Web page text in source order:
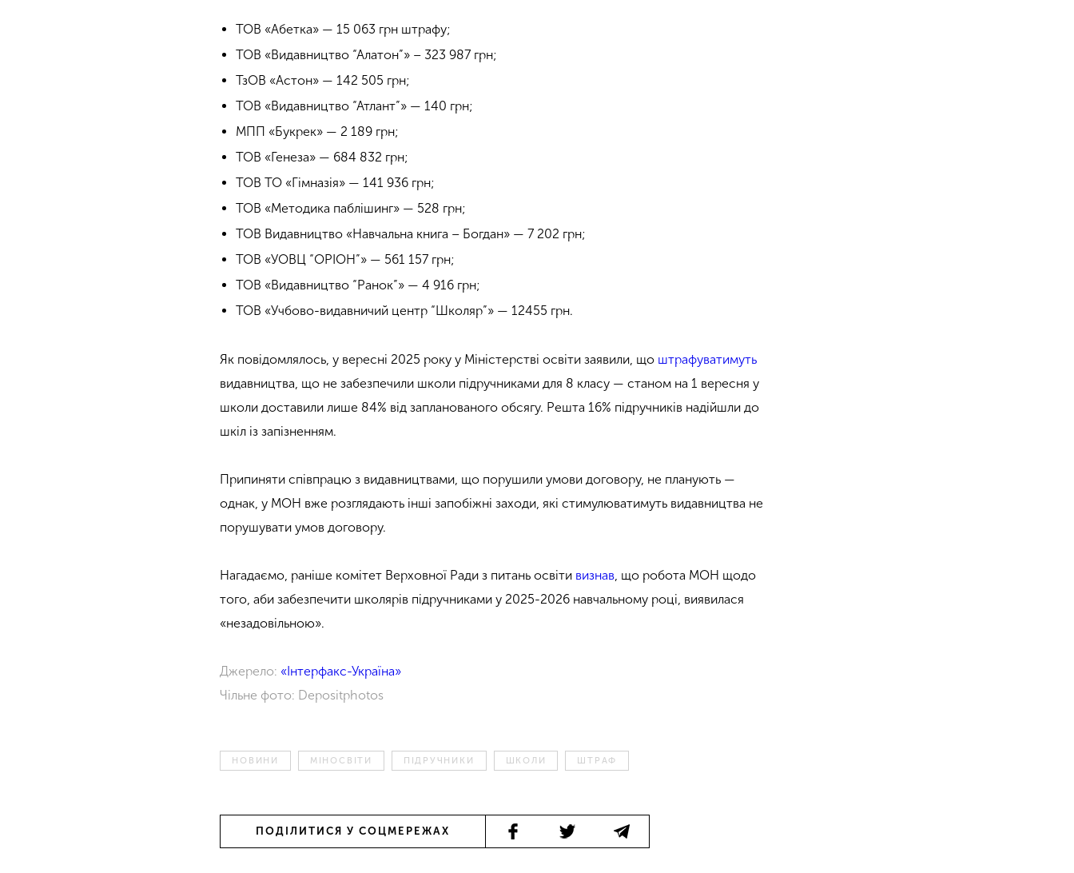
ТОВ «Абетка» — 15 063 грн штрафу;
ТОВ «Видавництво “Алатон”» – 323 987 грн;
ТзОВ «Астон» — 142 505 грн;
ТОВ «Видавництво “Атлант”» — 140 грн;
МПП «Букрек» — 2 189 грн;
ТОВ «Генеза» — 684 832 грн;
ТОВ ТО «Гімназія» — 141 936 грн;
ТОВ «Методика паблішинг» — 528 грн;
ТОВ Видавництво «Навчальна книга – Богдан» — 7 202 грн;
ТОВ «УОВЦ “ОРІОН”» — 561 157 грн;
ТОВ «Видавництво “Ранок”» — 4 916 грн;
ТОВ «Учбово-видавничий центр “Школяр”» — 12455 грн.
Як повідомлялось, у вересні 2025 року у Міністерстві освіти заявили, що штрафуватимуть
видавництва, що не забезпечили школи підручниками для 8 класу — станом на 1 вересня у
школи доставили лише 84% від запланованого обсягу. Решта 16% підручників надійшли до
шкіл із запізненням.
Припиняти співпрацю з видавництвами, що порушили умови договору, не планують —
однак, у МОН вже розглядають інші запобіжні заходи, які стимулюватимуть видавництва не
порушувати умов договору.
Нагадаємо, раніше комітет Верховної Ради з питань освіти визнав , що робота МОН щодо
того, аби забезпечити школярів підручниками у 2025-2026 навчальному році, виявилася
«незадовільною».
Джерело: «Інтерфакс-Україна»
Чільне фото: Depositphotos
НОВИНИ МІНОСВІТИ ПІДРУЧНИКИ ШКОЛИ ШТРАФ
ПОДІЛИТИСЯ У СОЦМЕРЕЖАХ